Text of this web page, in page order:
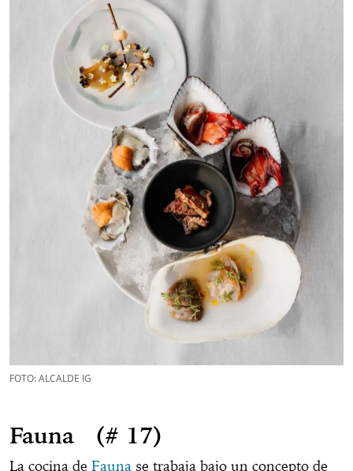
FOTO: ALCALDE IG
Fauna (# 17)
La cocina de Fauna se trabaja bajo un concepto de